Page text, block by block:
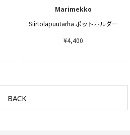
Marimekko
Siirtolapuutarha ポットホルダー
¥4,400
BACK